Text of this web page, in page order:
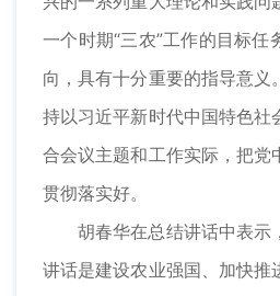
一个时期“三农”工作的目标任
向，具有十分重要的指导意义
持以习近平新时代中国特色社
合会议主题和工作实际，把党
贯彻落实好。
胡春华在总结讲话中表示
讲话是建设农业强国、加快推